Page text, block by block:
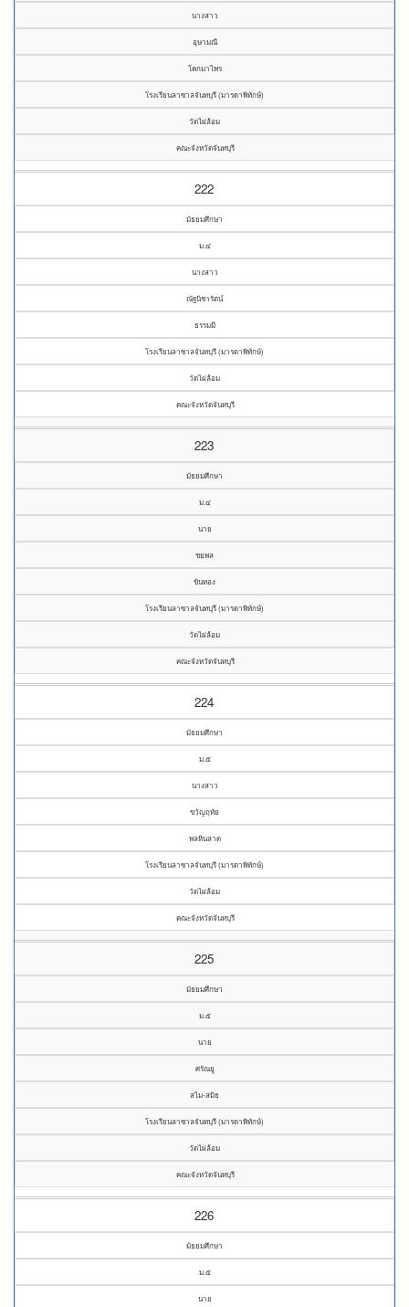
นางสาว
อุษามณี
โคกมาไพร
โรงเรียนลาซาลจันทบุรี (มารดาพิทักษ์)
วัดไผ่ล้อม
คณะจังหวัดจันทบุรี
222
มัธยมศึกษา
ม.๔
นางสาว
ณัฐนิชารัตน์
ธรรมมี
โรงเรียนลาซาลจันทบุรี (มารดาพิทักษ์)
วัดไผ่ล้อม
คณะจังหวัดจันทบุรี
223
มัธยมศึกษา
ม.๔
นาย
ชยพล
ขันทอง
โรงเรียนลาซาลจันทบุรี (มารดาพิทักษ์)
วัดไผ่ล้อม
คณะจังหวัดจันทบุรี
224
มัธยมศึกษา
ม.๕
นางสาว
ขวัญฤทัย
พลหินลาด
โรงเรียนลาซาลจันทบุรี (มารดาพิทักษ์)
วัดไผ่ล้อม
คณะจังหวัดจันทบุรี
225
มัธยมศึกษา
ม.๕
นาย
ศรัณยู
สไม-สมิธ
โรงเรียนลาซาลจันทบุรี (มารดาพิทักษ์)
วัดไผ่ล้อม
คณะจังหวัดจันทบุรี
226
มัธยมศึกษา
ม.๕
นาย